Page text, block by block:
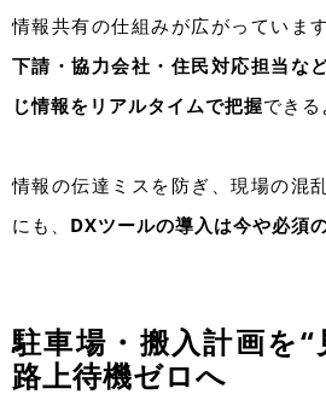
情報共有の仕組みが広がっていま
下請・協力会社・住民対応担当な
じ情報をリアルタイムで把握できる
情報の伝達ミスを防ぎ、現場の混
にも、 DXツールの導入は今や必須
駐車場・搬入計画を
路上待機ゼロへ